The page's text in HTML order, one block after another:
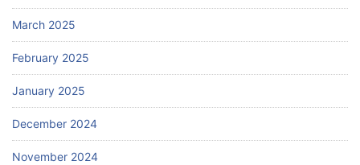
March 2025
February 2025
January 2025
December 2024
November 2024